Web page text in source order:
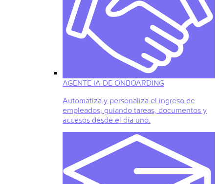
AGENTE IA DE ONBOARDING
Automatiza y personaliza el ingreso de
empleados, guiando tareas, documentos y
accesos desde el día uno.